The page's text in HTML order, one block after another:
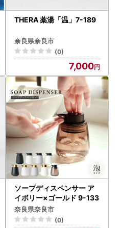
THERA 薬湯「温」7-189
奈良県奈良市
(0)
7,000
ソープディスペンサー ア
イボリー×ゴールド 9-133
奈良県奈良市
(0)